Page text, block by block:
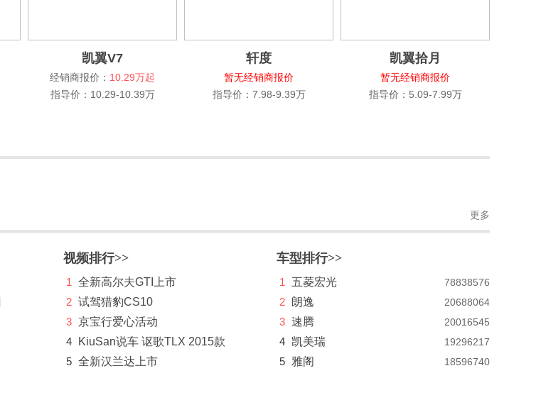
凯翼V7
经销商报价： 10.29万起
指导价：10.29-10.39万
轩度
暂无经销商报价
指导价：7.98-9.39万
凯翼拾月
暂无经销商报价
指导价：5.09-7.99万
更多
视频排行>>
1
全新高尔夫GTI上市
2 试驾猎豹CS10
3 京宝行爱心活动
4
KiuSan说车 讴歌TLX 2015款
5 全新汉兰达上市
车型排行>>
1 五菱宏光 78838576
2 朗逸 20688064
3 速腾 20016545
4 凯美瑞 19296217
5 雅阁 18596740